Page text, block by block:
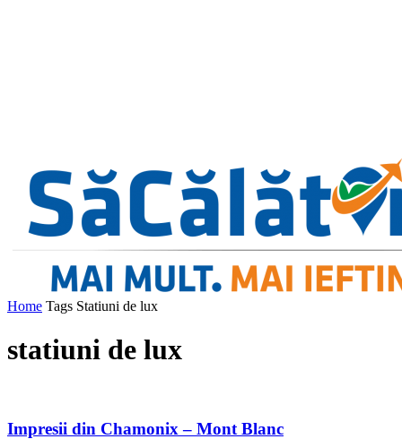
Home Tags Statiuni de lux
statiuni de lux
Impresii din Chamonix – Mont Blanc